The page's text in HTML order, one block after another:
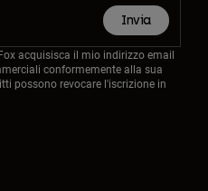
Invia
acquisisca il mio indirizzo email
conformemente alla sua
possono revocare l'iscrizione in